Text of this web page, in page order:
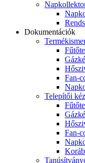
Dokumentációk
Fan-
Telepítői
Fan-